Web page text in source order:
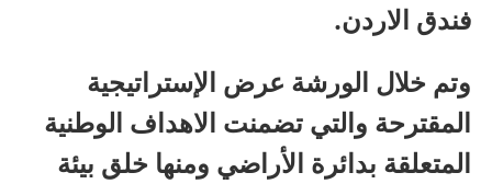
فندق الاردن.
وتم خلال الورشة عرض الإستراتيجية
المقترحة والتي تضمنت الاهداف الوطنية
المتعلقة بدائرة الأراضي ومنها خلق بيئة